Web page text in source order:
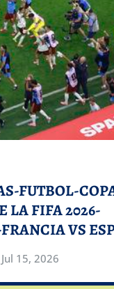
FUTBOL-
LA FIFA 2026-
VS
Jul 15, 2026